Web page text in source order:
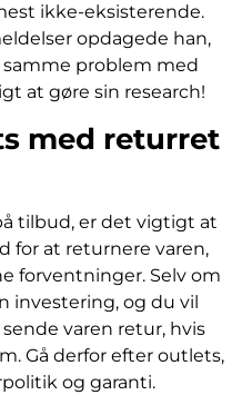
ikke-eksisterende.
opdagede han,
problem med
at gøre sin research!
med returret
tilbud, er det vigtigt at
for at returnere varen,
forventninger. Selv om
investering, og du vil
varen retur, hvis
Gå derfor efter outlets,
og garanti.